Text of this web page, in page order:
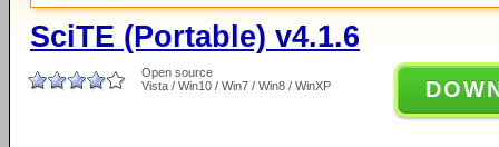
SciTE (Portable) v4.1.6
Open source
Vista / Win10 / Win7 / Win8 / WinXP